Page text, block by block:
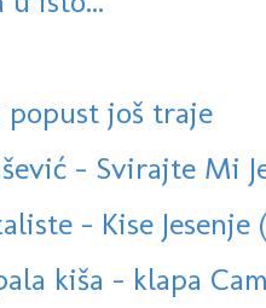
još traje
- Svirajte Mi
- Kise Jesenje
kiša - klapa